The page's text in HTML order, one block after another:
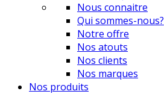
Nous connaitre
Qui sommes-nous?
Notre offre
Nos atouts
Nos clients
Nos marques
Nos produits